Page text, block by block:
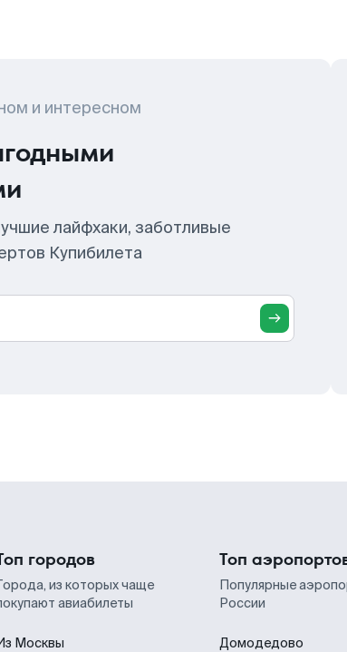
и интересном
лайфхаки, заботливые
Купибилета
городов
из которых чаще
авиабилеты
Москвы
Топ
Популярные
России
Домодедово